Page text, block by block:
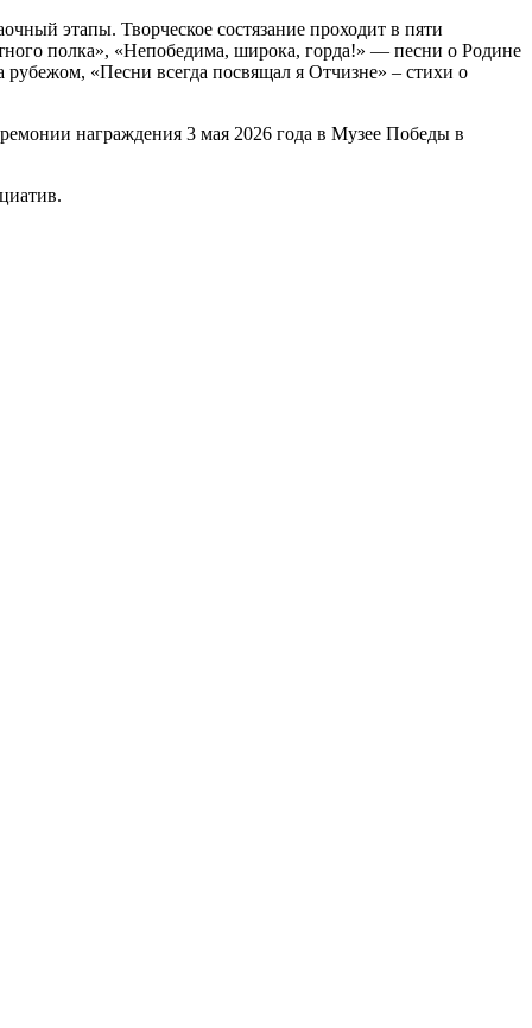
этапы. Творческое состязание проходит в пяти
полка», «Непобедима, широка, горда!» — песни о Родине
«Песни всегда посвящал я Отчизне» – стихи о
награждения 3 мая 2026 года в Музее Победы в